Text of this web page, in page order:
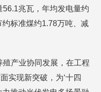
56.1兆瓦，年均发电量约
标准煤约1.78万吨、减
殖产业协同发展，在工程
实现新突破，为‘十四